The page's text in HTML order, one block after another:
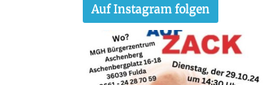
Auf Instagram folgen